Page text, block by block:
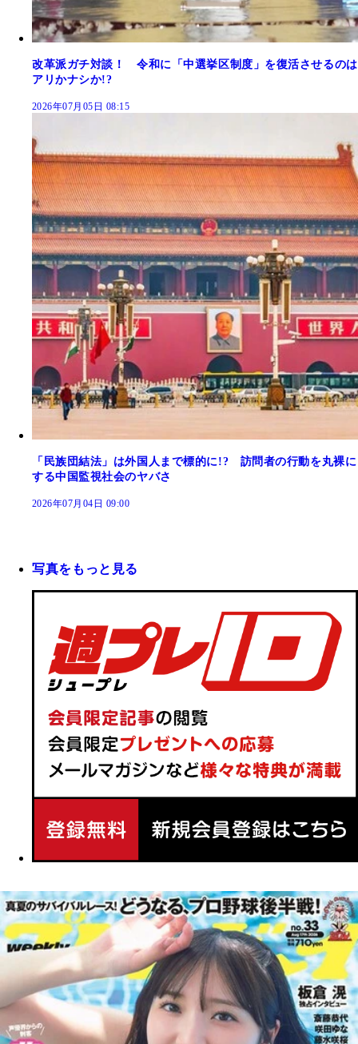
改革派ガチ対談！ 令和に「中選挙区制度」を復活させるのは
アリかナシか!?
2026年07月05日 08:15
「民族団結法」は外国人まで標的に!? 訪問者の行動を丸裸に
する中国監視社会のヤバさ
2026年07月04日 09:00
写真をもっと見る